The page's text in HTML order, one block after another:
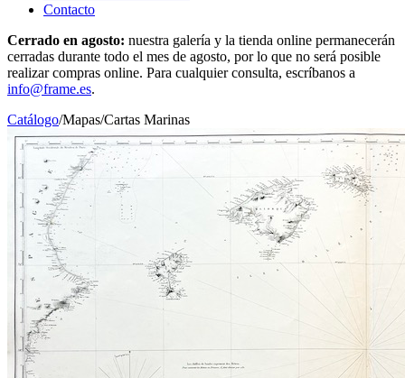
Contacto
Cerrado en agosto: nuestra galería y la tienda online permanecerán
cerradas durante todo el mes de agosto, por lo que no será posible
realizar compras online. Para cualquier consulta, escríbanos a
info@frame.es.
Catálogo/Mapas/Cartas Marinas